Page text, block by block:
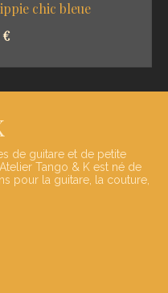
chic bleue
€
de guitare et de petite
Tango & K est né de
pour la guitare, la couture,